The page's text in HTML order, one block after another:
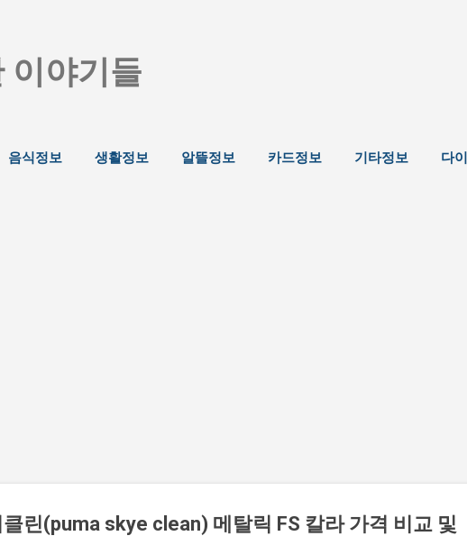
이야기들
음식정보 생활정보 알뜰정보 카드정보 기타정보 다
린(puma skye clean) 메탈릭 FS 칼라 가격 비교 및